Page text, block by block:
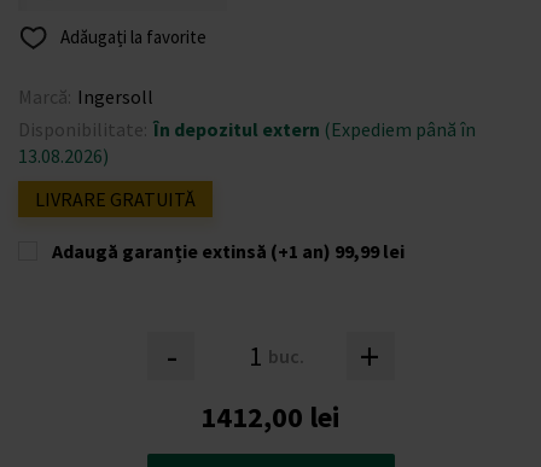
Adăugați la favorite
Marcă: Ingersoll
Disponibilitate: În depozitul extern (Expediem până în
13.08.2026)
LIVRARE GRATUITĂ
Adaugă garanție extinsă (+1 an) 99,99 lei
- buc. +
1412,00 lei